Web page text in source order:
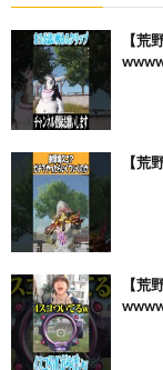
【荒
【荒
【荒